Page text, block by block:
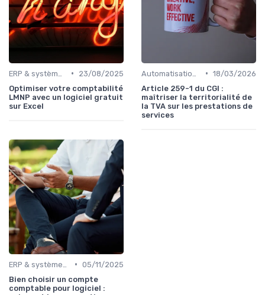
•
23/08/2025
Optimiser votre comptabilité
LMNP avec un logiciel gratuit
sur Excel
• 18/03/2026
Article 259-1 du CGI :
maîtriser la territorialité de
la TVA sur les prestations de
services
• 05/11/2025
Bien choisir un compte
comptable pour logiciel :